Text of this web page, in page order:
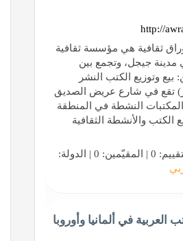
http://
ثقافية هي مؤسسة ثقافية
مدينة جيجل، وتجمع بين
وتوزيع الكتب النشر
تقع في شارع عريض الصديق
النشطة في المنطقة
والأنشطة الثقافية
العربية في ألمانيا وأوروبا